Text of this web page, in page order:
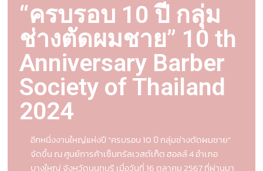
“ครบรอบ 10 ปี กลุ่ม
ช่างตัดผมชาย” 10 th
Anniversary Barber
Society of Thailand
2024
อีกหนึ่งงานใหญ่แห่งปี “ครบรอบ 10 ปี กลุ่มช่างตัดผมชาย”
จัดขึ้น ณ ศูนย์การค้าเซ็นทรัลเวสต์เก็ต ฮอลล์ 4 อำเภอ
บางใหญ่ จังหวัดนนทบุรี เมื่อวันที่ 16 ตุลาคม 2567 ที่ผ่านมา